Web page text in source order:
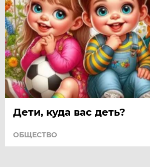
Дети, куда вас деть?
ОБЩЕСТВО